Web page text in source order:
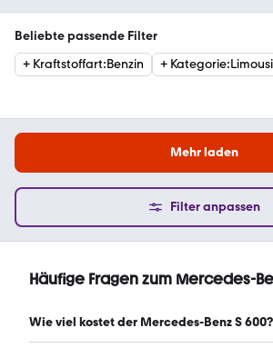
Beliebte passende Filter
+ Kraftstoffart:Benzin + Kategorie:
Mehr laden
Filter anpassen
Häufige Fragen zum Mercedes-
Wie viel kostet der Mercedes-Benz S 600?